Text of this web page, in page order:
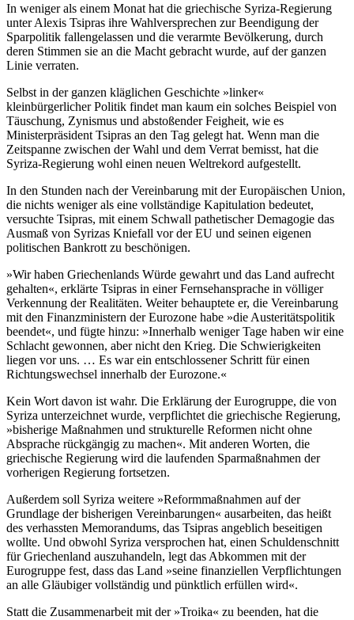
In weniger als einem Monat hat die griechische Syriza-Regierung
unter Alexis Tsipras ihre Wahlversprechen zur Beendigung der
Sparpolitik fallengelassen und die verarmte Bevölkerung, durch
deren Stimmen sie an die Macht gebracht wurde, auf der ganzen
Linie verraten.
Selbst in der ganzen kläglichen Geschichte »linker«
kleinbürgerlicher Politik findet man kaum ein solches Beispiel von
Täuschung, Zynismus und abstoßender Feigheit, wie es
Ministerpräsident Tsipras an den Tag gelegt hat. Wenn man die
Zeitspanne zwischen der Wahl und dem Verrat bemisst, hat die
Syriza-Regierung wohl einen neuen Weltrekord aufgestellt.
In den Stunden nach der Vereinbarung mit der Europäischen Union,
die nichts weniger als eine vollständige Kapitulation bedeutet,
versuchte Tsipras, mit einem Schwall pathetischer Demagogie das
Ausmaß von Syrizas Kniefall vor der EU und seinen eigenen
politischen Bankrott zu beschönigen.
»Wir haben Griechenlands Würde gewahrt und das Land aufrecht
gehalten«, erklärte Tsipras in einer Fernsehansprache in völliger
Verkennung der Realitäten. Weiter behauptete er, die Vereinbarung
mit den Finanzministern der Eurozone habe »die Austeritätspolitik
beendet«, und fügte hinzu: »Innerhalb weniger Tage haben wir eine
Schlacht gewonnen, aber nicht den Krieg. Die Schwierigkeiten
liegen vor uns. … Es war ein entschlossener Schritt für einen
Richtungswechsel innerhalb der Eurozone.«
Kein Wort davon ist wahr. Die Erklärung der Eurogruppe, die von
Syriza unterzeichnet wurde, verpflichtet die griechische Regierung,
»bisherige Maßnahmen und strukturelle Reformen nicht ohne
Absprache rückgängig zu machen«. Mit anderen Worten, die
griechische Regierung wird die laufenden Sparmaßnahmen der
vorherigen Regierung fortsetzen.
Außerdem soll Syriza weitere »Reformmaßnahmen auf der
Grundlage der bisherigen Vereinbarungen« ausarbeiten, das heißt
des verhassten Memorandums, das Tsipras angeblich beseitigen
wollte. Und obwohl Syriza versprochen hat, einen Schuldenschnitt
für Griechenland auszuhandeln, legt das Abkommen mit der
Eurogruppe fest, dass das Land »seine finanziellen Verpflichtungen
an alle Gläubiger vollständig und pünktlich erfüllen wird«.
Statt die Zusammenarbeit mit der »Troika« zu beenden, hat die